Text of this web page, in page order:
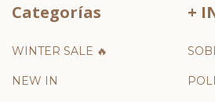
Categorías
WINTER SALE 🔥
NEW IN
+